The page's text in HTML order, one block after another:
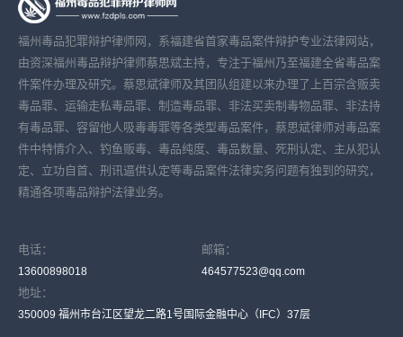
福州毒品犯罪辩护律师网，系福建省首家毒品案件辩护专业法律网站，
由资深福州毒品辩护律师蔡思斌主持，专注于福州乃至福建全省毒品案
件案件办理及研究。蔡思斌律师及其团队组建以来办理了上百宗含贩卖
毒品罪、运输走私毒品罪、制造毒品罪、非法买卖制毒物品罪、非法持
有毒品罪、容留他人吸毒毒罪等各类型毒品案件，蔡思斌律师对毒品案
件中特情介入、钓鱼贩毒、毒品纯度、毒品数量、死刑认定、主从犯认
定、立功自首、刑讯逼供认定等毒品案件法律实务问题有独到的研究，
精通各项毒品辩护法律业务。
电话：
13600898018
邮箱：
464577523@qq.com
地址：
350009 福州市台江区望龙二路1号国际金融中心（IFC）37层